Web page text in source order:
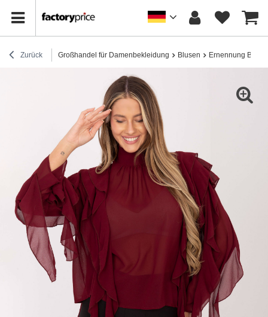
Zurück Großhandel für Damenbekleidung Blusen Ernennung